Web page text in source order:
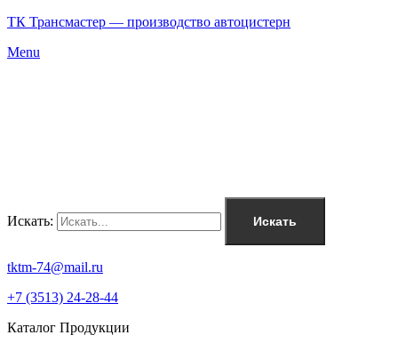
ТК Трансмастер — производство автоцистерн
Menu
Искать: Искать
tktm-74@mail.ru
+7 (3513) 24-28-44
Каталог Продукции